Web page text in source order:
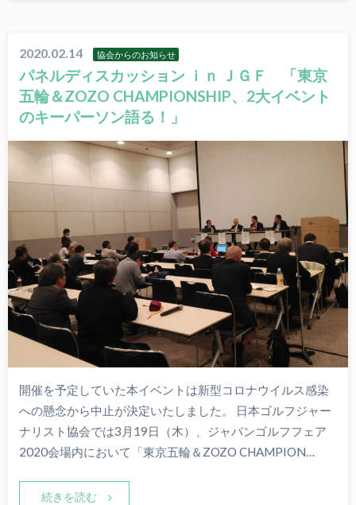
2020.02.14 協会からのお知らせ
パネルディスカッション ｉｎ ＪＧＦ 「東京
五輪＆ZOZO CHAMPIONSHIP、2大イベント
のキーパーソン語る！」
開催を予定していた本イベントは新型コロナウイルス感染
への懸念から中止が決定いたしました。 日本ゴルフジャー
ナリスト協会では3月19日（木）、ジャパンゴルフフェア
2020会場内において「東京五輪＆ZOZO CHAMPION…
続きを読む